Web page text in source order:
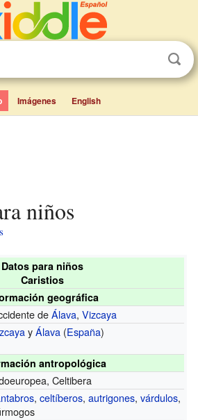
Imágenes English
niños
Datos para niños
Caristios
geográfica
deÁlava,Vizcaya
yÁlava (España)
antropológica
Celtibera
,celtíberos,autrigones,várdulos,